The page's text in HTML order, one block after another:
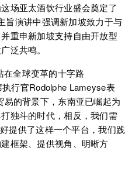
场亚太酒饮行业盛会奠定了
旨演讲中强调新加坡致力于与
重申新加坡支持自由开放型
泛共鸣。
在全球变革的十字路
行官Rodolphe Lameyse表
易的背景下，东南亚已崛起为
独斗的时代，相反，我们需
提供了这样一个平台，我们践
框架、提供视角、明晰方